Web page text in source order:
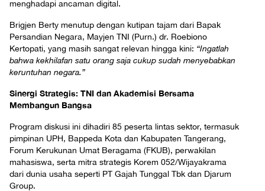
menghadapi ancaman digital.
Brigjen Berty menutup dengan kutipan tajam dari Bapak
Persandian Negara, Mayjen TNI (Purn.) dr. Roebiono
Kertopati, yang masih sangat relevan hingga kini: “Ingatlah
bahwa kekhilafan satu orang saja cukup sudah menyebabkan
keruntuhan negara.”
Sinergi Strategis: TNI dan Akademisi Bersama
Membangun Bangsa
Program diskusi ini dihadiri 85 peserta lintas sektor, termasuk
pimpinan UPH, Bappeda Kota dan Kabupaten Tangerang,
Forum Kerukunan Umat Beragama (FKUB), perwakilan
mahasiswa, serta mitra strategis Korem 052/Wijayakrama
dari dunia usaha seperti PT Gajah Tunggal Tbk dan Djarum
Group.